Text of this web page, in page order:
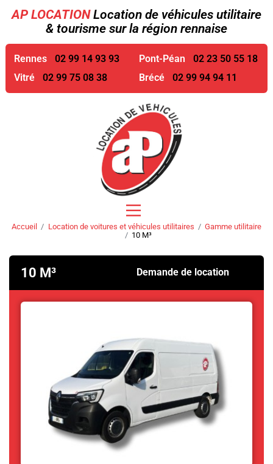
AP LOCATIONLocation de véhicules utilitaire
& tourisme sur la région rennaise
Rennes 02 99 14 93 93 Pont-Péan
02 23 50 55 18
Vitré
02 99 75 08 38 Brécé 02 99 94 94 11
Accueil Location de voitures et véhicules utilitaires
Gamme utilitaire
10 M³
10 M³ Demande de location